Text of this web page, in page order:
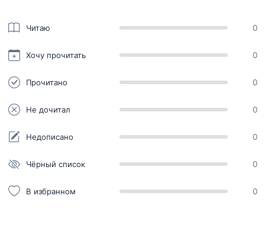
Читаю 0
Хочу прочитать 0
Прочитано 0
Не дочитал 0
Недописано 0
Чёрный список 0
В избранном 0